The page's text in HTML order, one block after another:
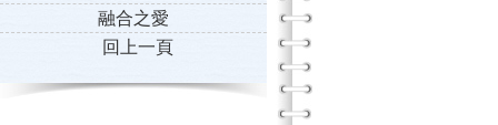
融合之愛
回上一頁